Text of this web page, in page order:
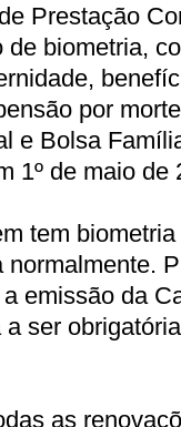
Prestação
biometria,
por
e Bolsa
1º de maio de
tem
emissão da
ser
as